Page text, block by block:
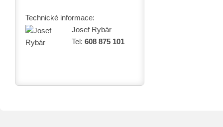
Technické informace:
Josef Rybár
Tel: 608 875 101